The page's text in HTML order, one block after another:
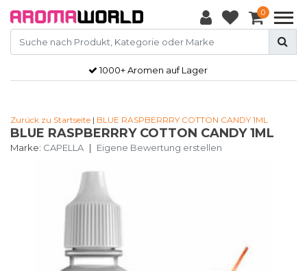
0
1000+ Aromen auf Lager
Zurück zu Startseite | BLUE RASPBERRRY COTTON CANDY 1ML
BLUE RASPBERRRY COTTON CANDY 1ML
Marke: CAPELLA | Eigene Bewertung erstellen